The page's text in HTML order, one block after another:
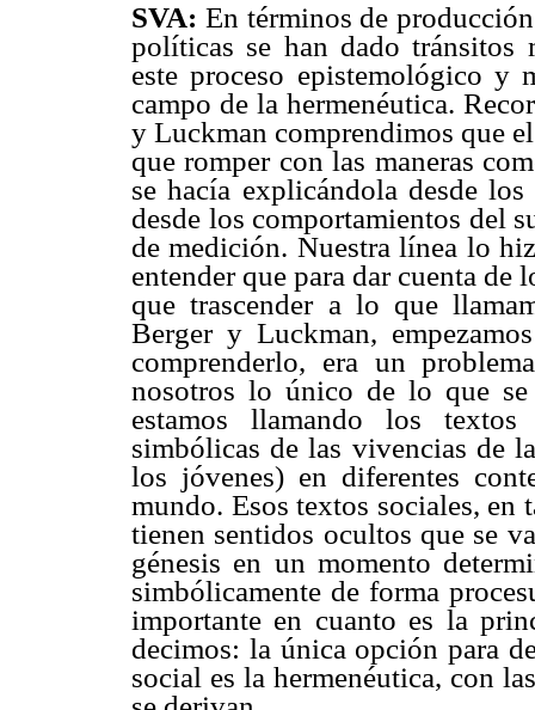
SVA: En términos de
políticas se han dado tránsitos
este proceso epistemológico y
campo de la hermenéutica.
y Luckman comprendimos que
que romper con las maneras
se hacía explicándola desde
desde los comportamientos del
de medición. Nuestra línea lo
entender que para dar cuenta
que trascender a lo que
Berger y Luckman,
comprenderlo, era un
nosotros lo único de lo que se
estamos llamando los
simbólicas de las vivencias de
los jóvenes) en diferentes
mundo. Esos textos sociales, en
tienen sentidos ocultos que se
génesis en un momento
simbólicamente de forma
importante en cuanto es la
decimos: la única opción para
social es la hermenéutica, con